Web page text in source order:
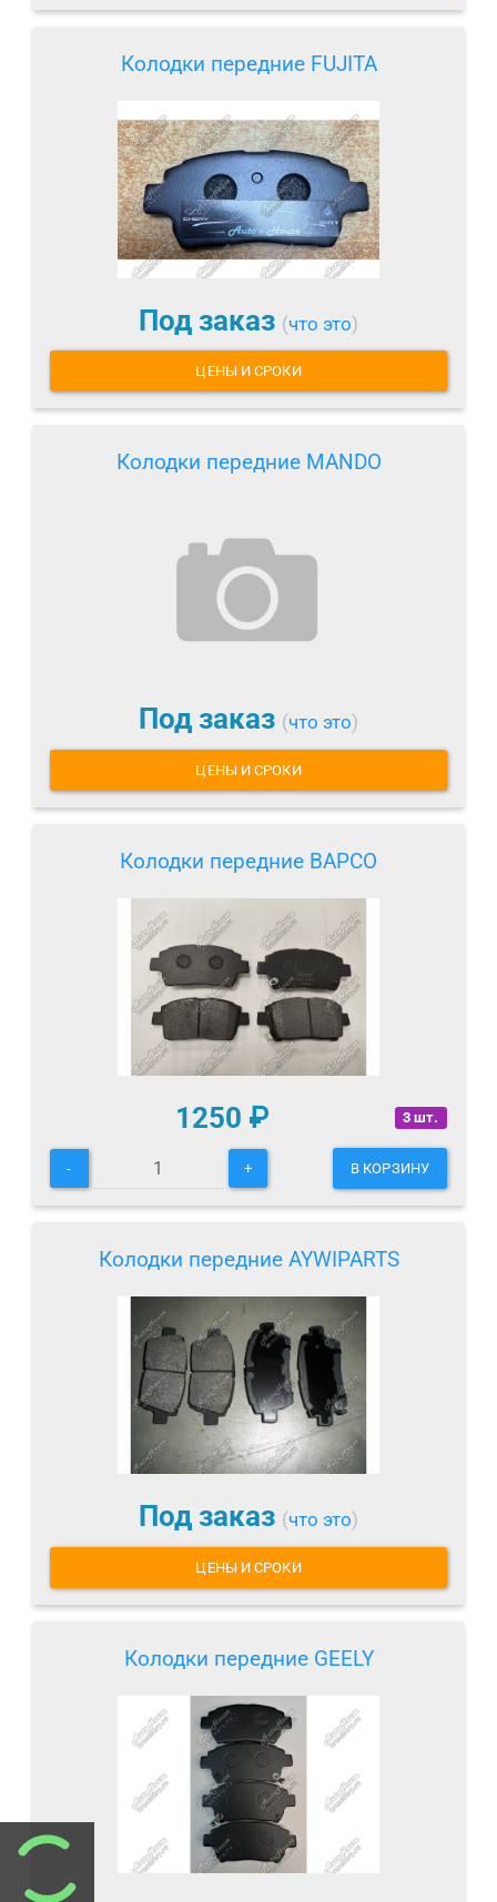
Колодки передние FUJITA
Под заказ (что это)
ЦЕНЫ И СРОКИ
Колодки передние MANDO
Под заказ (что это)
ЦЕНЫ И СРОКИ
Колодки передние BAPCO
3 шт.
1250 ₽
- + В КОРЗИНУ
Колодки передние AYWIPARTS
Под заказ (что это)
ЦЕНЫ И СРОКИ
Колодки передние GEELY